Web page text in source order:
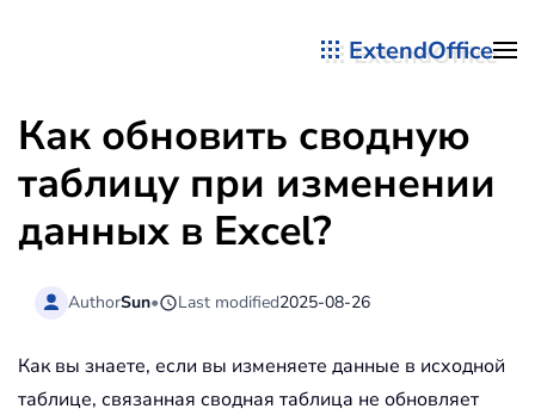
ExtendOffice
Как обновить сводную
таблицу при изменении
данных в Excel?
AuthorSun• Last modified2025-08-26
Как вы знаете, если вы изменяете данные в исходной
таблице, связанная сводная таблица не обновляет